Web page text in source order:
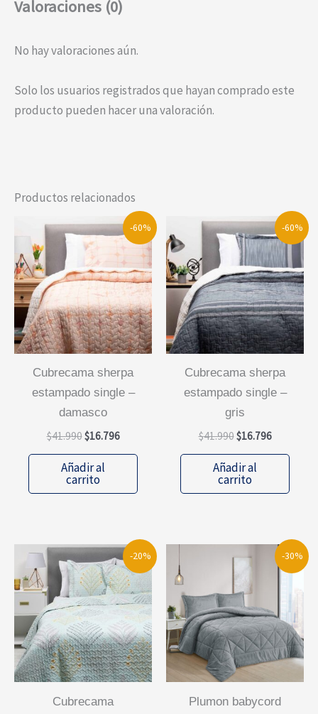
Valoraciones (0)
No hay valoraciones aún.
Solo los usuarios registrados que hayan comprado este
producto pueden hacer una valoración.
Productos relacionados
-60%
cubrecama sherpa
estampado single –
damasco
$41.990El
original
era:
$16.796El
actual
$16.796.
Añadir al
carrito
-60%
cubrecama sherpa
estampado single –
gris
$41.990El
original
era:
$16.796El
actual
$16.796.
Añadir al
carrito
-20%
cubrecama
-30%
plumon babycord